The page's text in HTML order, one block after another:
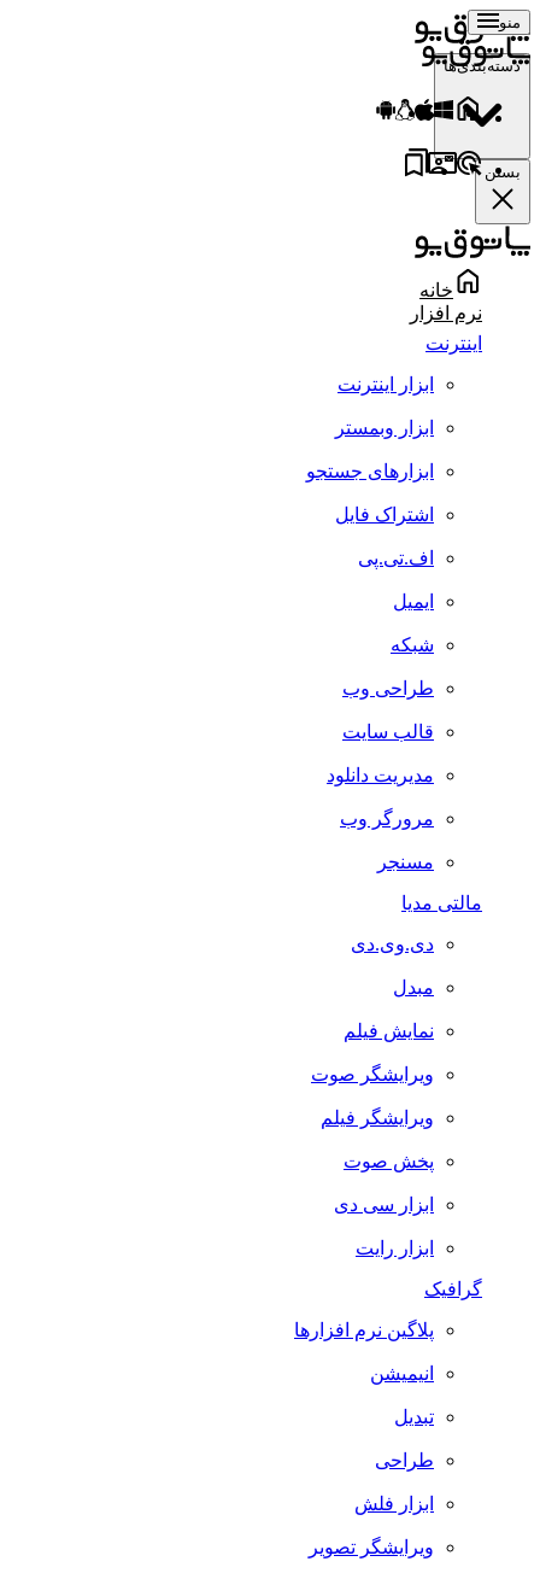
منو
دسته‌بندی‌ها
بستن
خانه
نرم افزار
اینترنت
ابزار اینترنت
ابزار وبمستر
ابزارهای جستجو
اشتراک فایل
اف.تی.پی
ایمیل
شبکه
طراحی وب
قالب سایت
مدیریت دانلود
مرورگر وب
مسنجر
مالتی مدیا
دی.وی.دی
مبدل
نمایش فیلم
ویرایشگر صوت
ویرایشگر فیلم
پخش صوت
ابزار سی دی
ابزار رایت
گرافیک
پلاگین نرم افزارها
انیمیشن
تبدیل
طراحی
ابزار فلش
ویرایشگر تصویر